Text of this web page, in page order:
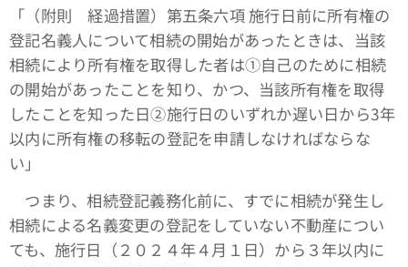
「（附則 経過措置）第五条六項 施行日前に所有権の
登記名義人について相続の開始があったときは、当該
相続により所有権を取得した者は①自己のために相続
の開始があったことを知り、かつ、当該所有権を取得
したことを知った日②施行日のいずれか遅い日から3年
以内に所有権の移転の登記を申請しなければならな
い」
つまり、相続登記義務化前に、すでに相続が発生し
相続による名義変更の登記をしていない不動産につい
ても、施行日（２０２４年４月１日）から３年以内に